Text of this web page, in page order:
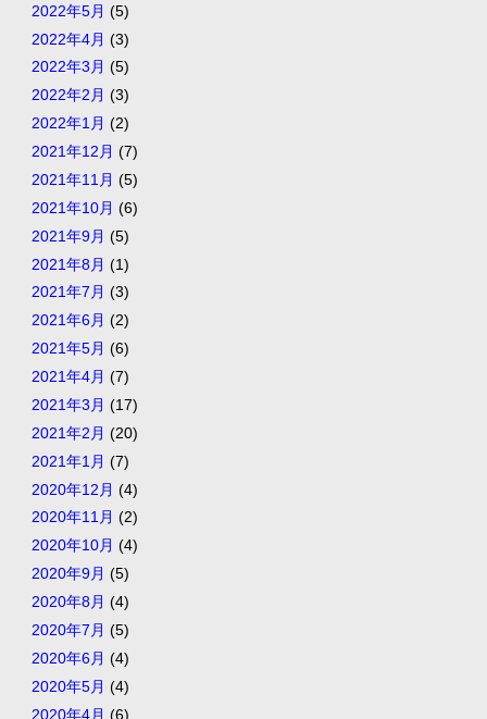
2022年5月 (5)
2022年4月 (3)
2022年3月 (5)
2022年2月 (3)
2022年1月 (2)
2021年12月 (7)
2021年11月 (5)
2021年10月 (6)
2021年9月 (5)
2021年8月 (1)
2021年7月 (3)
2021年6月 (2)
2021年5月 (6)
2021年4月 (7)
2021年3月 (17)
2021年2月 (20)
2021年1月 (7)
2020年12月 (4)
2020年11月 (2)
2020年10月 (4)
2020年9月 (5)
2020年8月 (4)
2020年7月 (5)
2020年6月 (4)
2020年5月 (4)
2020年4月 (6)